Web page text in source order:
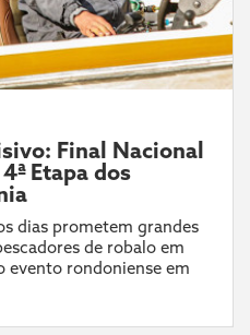
Final Nacional
Etapa dos
dias prometem grandes
de robalo em
evento rondoniense em